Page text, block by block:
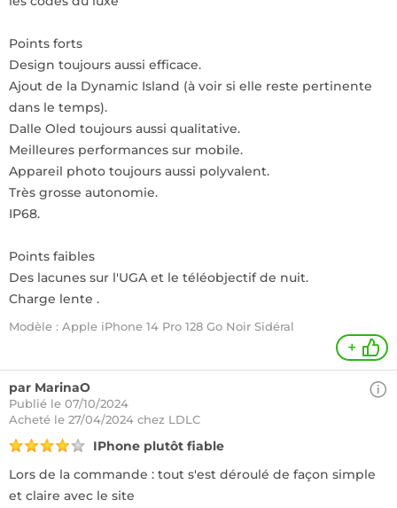
Points forts
Design toujours aussi efficace.
Ajout de la Dynamic Island (à voir si elle reste pertinente
dans le temps).
Dalle Oled toujours aussi qualitative.
Meilleures performances sur mobile.
Appareil photo toujours aussi polyvalent.
Très grosse autonomie.
IP68.
Points faibles
Des lacunes sur l'UGA et le téléobjectif de nuit.
Charge lente .
Modèle : Apple iPhone 14 Pro 128 Go Noir Sidéral
+
par MarinaO
Publié le 07/10/2024
Acheté le 27/04/2024 chez LDLC
IPhone plutôt fiable
Lors de la commande : tout s'est déroulé de façon simple
et claire avec le site